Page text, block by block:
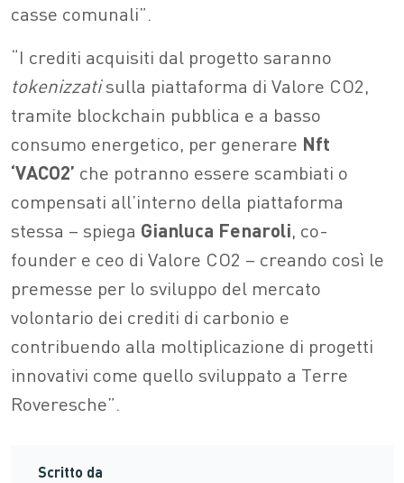
casse comunali”.
“I crediti acquisiti dal progetto saranno
tokenizzatisulla piattaforma di Valore CO2,
tramite blockchain pubblica e a basso
consumo energetico, per generare Nft
‘VACO2’ che potranno essere scambiati o
compensati all’interno della piattaforma
stessa – spiega Gianluca Fenaroli, co-
founder e ceo di Valore CO2 – creando così le
premesse per lo sviluppo del mercato
volontario dei crediti di carbonio e
contribuendo alla moltiplicazione di progetti
innovativi come quello sviluppato a Terre
Roveresche”.
Scritto da